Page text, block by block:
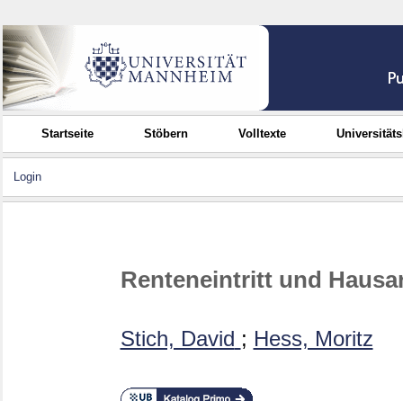
Startseite Stöbern Volltexte
Login
Renteneintritt und
Stich, David ; Hess, Moritz